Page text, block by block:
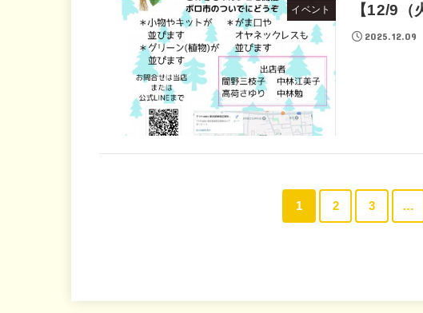
イベント 【12/9（
2025.12.09
1 2 3 …